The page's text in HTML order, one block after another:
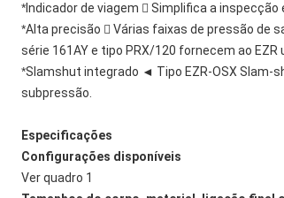
*Indicador de viagem  Simplifica a
*Alta precisão  Várias faixas de pressão de
série 161AY e tipo PRX/120 fornecem ao
*Slamshut integrado ◄ Tipo EZR-OSX Slam-
subpressão.
Especificações
Configurações disponíveis
Ver quadro 1